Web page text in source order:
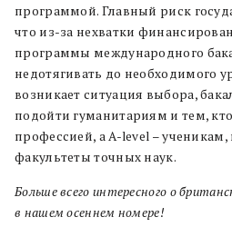
программой. Главный риск
что из-за нехватки
программы международного
недотягивать до необходимого
возникает ситуация выбора,
подойти гуманитариям и тем,
профессией, а A-level –
факультеты точных наук.
Больше всего интересного о
в нашем осеннем номере!